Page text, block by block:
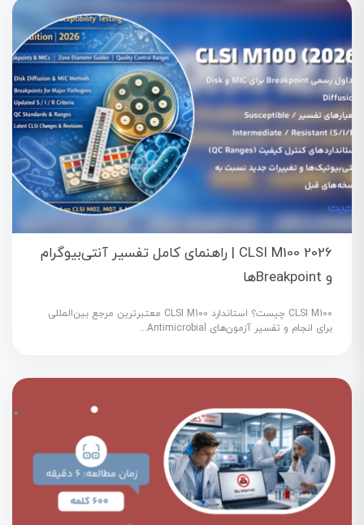
CLSI M100 2026 | راهنمای کامل تفسیر آنتی‌بیوگرام
و Breakpointها
CLSI M100 چیست؟ استاندارد CLSI M100 معتبرترین مرجع بین‌المللی
برای انجام و تفسیر آزمون‌های Antimicrobial...